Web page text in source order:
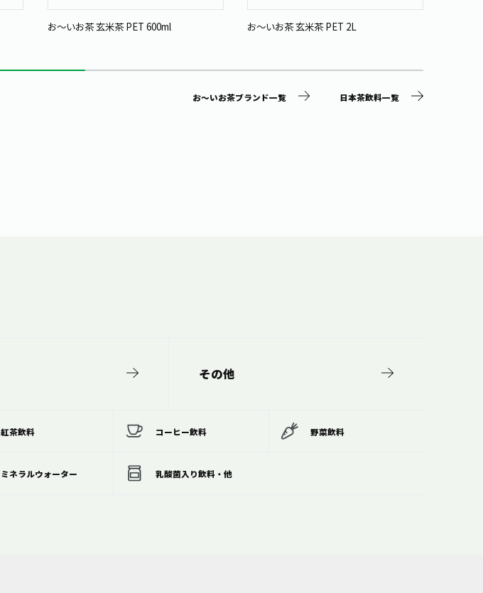
お～いお茶 玄米茶 PET 600ml お～いお茶 玄米茶 PET 2L
お～いお茶ブランド一覧 日本茶飲料一覧
その他
紅茶飲料 コーヒー飲料 野菜飲料
ミネラルウォーター 乳酸菌入り飲料・他